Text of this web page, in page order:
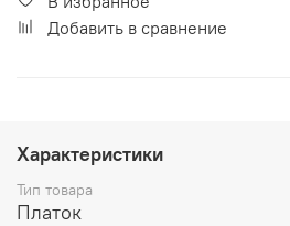
Добавить в сравнение
Характеристики
Тип товара
Платок